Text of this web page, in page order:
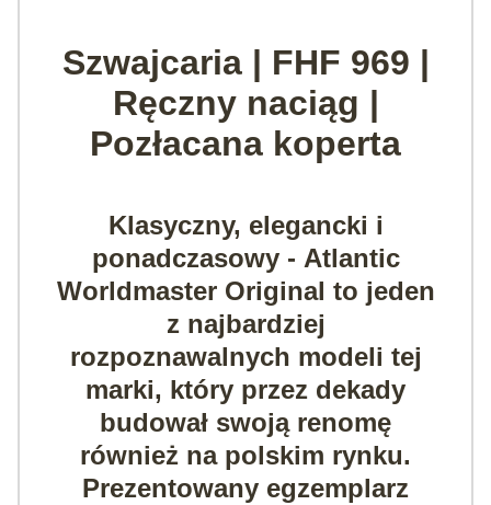
Szwajcaria | FHF 969 |
Ręczny naciąg |
Pozłacana koperta
Klasyczny, elegancki i
ponadczasowy - Atlantic
Worldmaster Original to jeden
z najbardziej
rozpoznawalnych modeli tej
marki, który przez dekady
budował swoją renomę
również na polskim rynku.
Prezentowany egzemplarz